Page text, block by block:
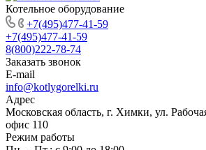
Котельное оборудование
+7(495)477-41-59
+7(495)477-41-59
8(800)222-78-74
Заказать звонок
E-mail
info@kotlygorelki.ru
Адрес
Московская область, г. Химки, ул.
офис 110
Режим работы